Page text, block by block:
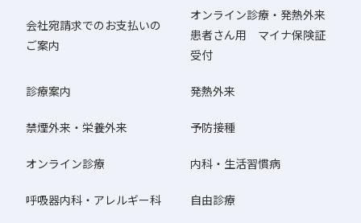
会社宛請求でのお支払いの
ご案内
オンライン診療・発熱外来
患者さん用 マイナ保険証
受付
診療案内 発熱外来
禁煙外来・栄養外来 予防接種
オンライン診療 内科・生活習慣病
呼吸器内科・アレルギー科 自由診療